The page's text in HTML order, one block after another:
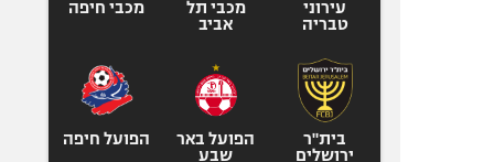
ספורט אולימפי
עירוני
טבריה
מכבי תל
אביב
מכבי חיפה
בית"ר
ירושלים
הפועל באר
שבע
הפועל חיפה